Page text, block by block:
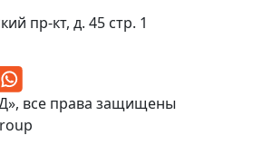
пр-кт, д. 45 стр. 1
все права защищены